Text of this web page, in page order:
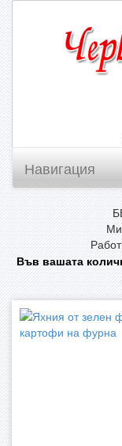
Навигация
Във вашата